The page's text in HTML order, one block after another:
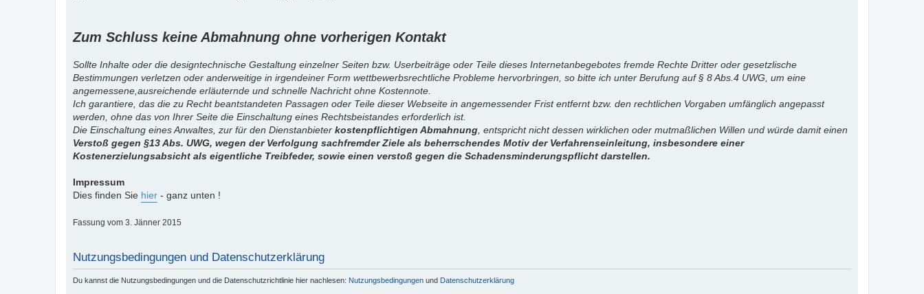
Zum Schluss keine Abmahnung ohne vorherigen Kontakt
Sollte Inhalte oder die designtechnische Gestaltung einzelner Seiten bzw. Userbeiträge oder Teile dieses Internetanbegebotes fremde Rechte Dritter oder gesetzlische
Bestimmungen verletzen oder anderweitige in irgendeiner Form wettbewerbsrechtliche Probleme hervorbringen, so bitte ich unter Berufung auf § 8 Abs.4 UWG, um eine
angemessene,ausreichende erläuternde und schnelle Nachricht ohne Kostennote.
Ich garantiere, das die zu Recht beantstandeten Passagen oder Teile dieser Webseite in angemessender Frist entfernt bzw. den rechtlichen Vorgaben umfänglich angepasst
werden, ohne das von Ihrer Seite die Einschaltung eines Rechtsbeistandes erforderlich ist.
Die Einschaltung eines Anwaltes, zur für den Dienstanbieter kostenpflichtigen Abmahnung , entspricht nicht dessen wirklichen oder mutmaßlichen Willen und würde damit einen
Verstoß gegen §13 Abs. UWG, wegen der Verfolgung sachfremder Ziele als beherrschendes Motiv der Verfahrenseinleitung, insbesondere einer
Kostenerzielungsabsicht als eigentliche Treibfeder, sowie einen verstoß gegen die Schadensminderungspflicht darstellen.
Impressum
Dies finden Sie hier - ganz unten !
Fassung vom 3. Jänner 2015
Nutzungsbedingungen und Datenschutzerklärung
Du kannst die Nutzungsbedingungen und die Datenschutzrichtlinie hier nachlesen: Nutzungsbedingungen und Datenschutzerklärung